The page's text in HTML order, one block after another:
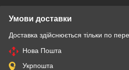
Умови доставки
Доставка здійснюється тільки по
Нова Пошта
Укрпошта